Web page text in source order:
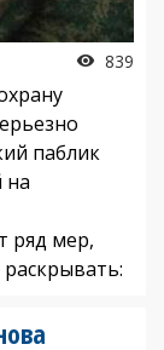
839
паблик
на
ряд мер,